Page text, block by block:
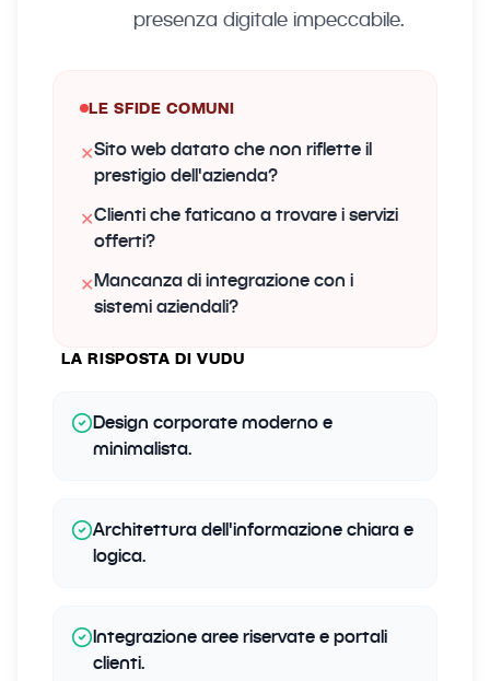
presenza digitale impeccabile.
LE SFIDE COMUNI
✕Sito web datato che non riflette il
prestigio dell'azienda?
✕Clienti che faticano a trovare i servizi
offerti?
✕Mancanza di integrazione con i
sistemi aziendali?
LA RISPOSTA DI VUDU
Design corporate moderno e
minimalista.
Architettura dell'informazione chiara e
logica.
Integrazione aree riservate e portali
clienti.